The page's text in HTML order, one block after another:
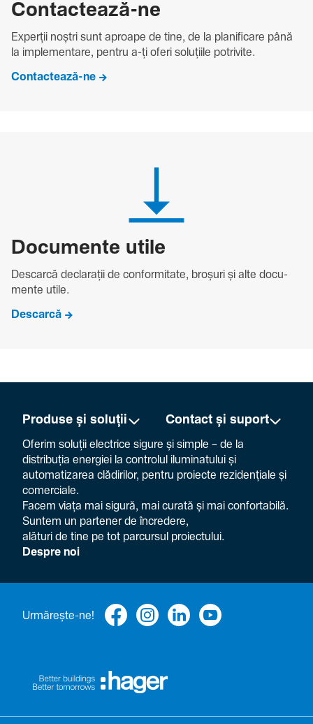
Contac­tează-ne
Experții noștri sunt aproape de tine, de la plani­fi­care până
la imple­men­tare, pentru a-ți oferi solu­țiile potri­vite.
Contactează-ne
Docu­mente utile
Descarcă decla­rații de conformitate, broșuri și alte docu­
mente utile.
Descarcă
Produse și soluții Contact și suport
Oferim soluții electrice sigure și simple – de la
distribuția energiei la controlul ilumi­na­tului și
auto­ma­ti­zarea clădi­rilor, pentru proiecte rezi­den­țiale și
comer­ciale.
Facem viața mai sigură, mai curată și mai confor­ta­bilă.
Suntem un partener de încre­dere,
alături de tine pe tot parcursul proiec­tului.
Despre noi
Urmă­rește-ne!